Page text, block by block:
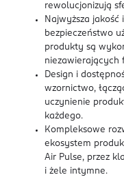
rewolucjonizują
Najwyższa
bezpieczeństwo
produkty są
niezawierających
Design i
wzornictwo,
uczynienie
każdego.
Kompleksowe
ekosystem
Air Pulse, przez
i żele intymne.